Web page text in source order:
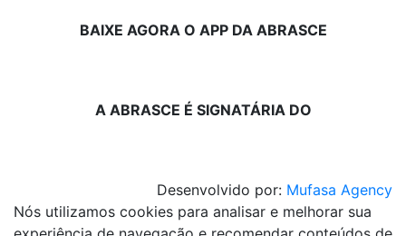
BAIXE AGORA O APP DA ABRASCE
A ABRASCE É SIGNATÁRIA DO
Desenvolvido por: Mufasa Agency
Nós utilizamos cookies para analisar e melhorar sua